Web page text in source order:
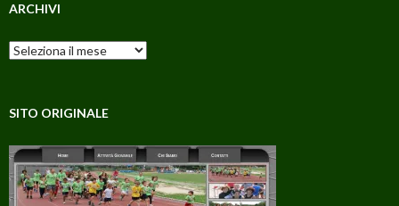
ARCHIVI
Archivi
SITO ORIGINALE